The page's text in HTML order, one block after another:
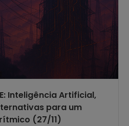
Inteligência Artificial,
para um
(27/11)